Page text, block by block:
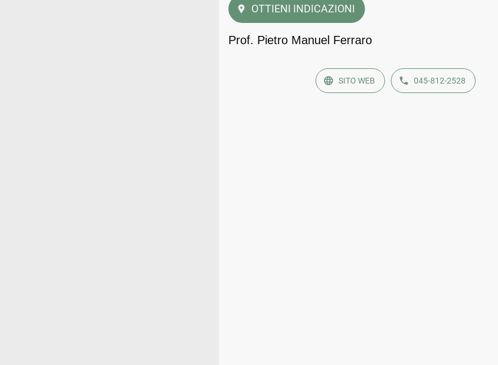
OTTIENI INDICAZIONI
Prof. Pietro Manuel Ferraro
SITO WEB 045-812-2528